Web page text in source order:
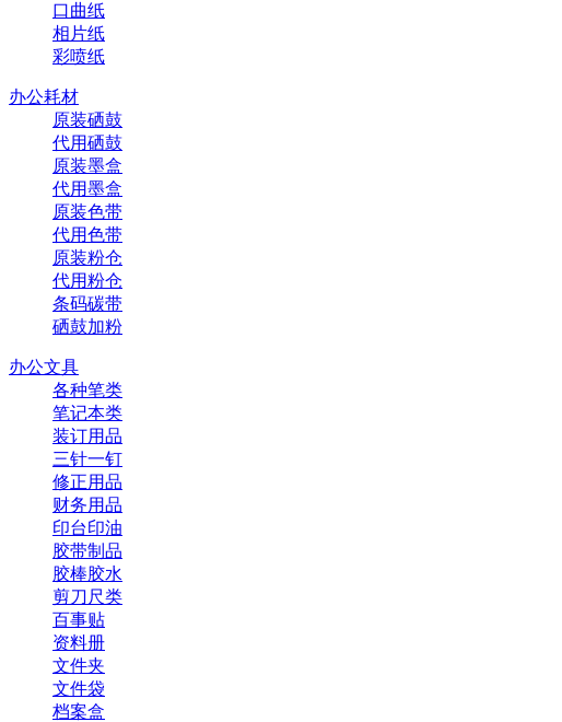
口曲纸
相片纸
彩喷纸
办公耗材
原装硒鼓
代用硒鼓
原装墨盒
代用墨盒
原装色带
代用色带
原装粉仓
代用粉仓
条码碳带
硒鼓加粉
办公文具
各种笔类
笔记本类
装订用品
三针一钉
修正用品
财务用品
印台印油
胶带制品
胶棒胶水
剪刀尺类
百事贴
资料册
文件夹
文件袋
档案盒